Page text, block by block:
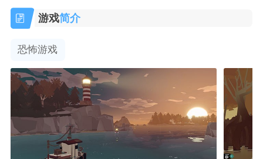
游戏简介
恐怖游戏